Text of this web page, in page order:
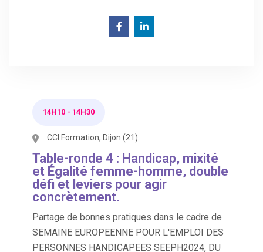
14H10 - 14H30
CCI Formation, Dijon (21)
Table-ronde 4 : Handicap, mixité
et Égalité femme-homme, double
défi et leviers pour agir
concrètement.
Partage de bonnes pratiques dans le cadre de
SEMAINE EUROPEENNE POUR L'EMPLOI DES
PERSONNES HANDICAPEES SEEPH2024, DU